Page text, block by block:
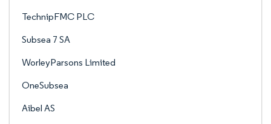
TechnipFMC PLC
Subsea 7 SA
WorleyParsons Limited
OneSubsea
Aibel AS